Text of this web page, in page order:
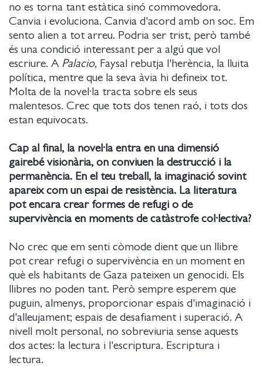
no es torna tant estàtica sinó commovedora.
Canvia i evoluciona. Canvia d'acord amb on soc. Em
sento alien a tot arreu. Podria ser trist, però també
és una condició interessant per a algú que vol
escriure. A Palacio, Faysal rebutja l'herència, la lluita
política, mentre que la seva àvia hi defineix tot.
Molta de la novel·la tracta sobre els seus
malentesos. Crec que tots dos tenen raó, i tots dos
estan equivocats.
Cap al final, la novel·la entra en una dimensió
gairebé visionària, on conviuen la destrucció i la
permanència. En el teu treball, la imaginació sovint
apareix com un espai de resistència. La literatura
pot encara crear formes de refugi o de
supervivència en moments de catàstrofe col·lectiva?
No crec que em senti còmode dient que un llibre
pot crear refugi o supervivència en un moment en
què els habitants de Gaza pateixen un genocidi. Els
llibres no poden tant. Però sempre esperem que
puguin, almenys, proporcionar espais d'imaginació i
d'alleujament; espais de desafiament i superació. A
nivell molt personal, no sobreviuria sense aquests
dos actes: la lectura i l'escriptura. Escriptura i
lectura.